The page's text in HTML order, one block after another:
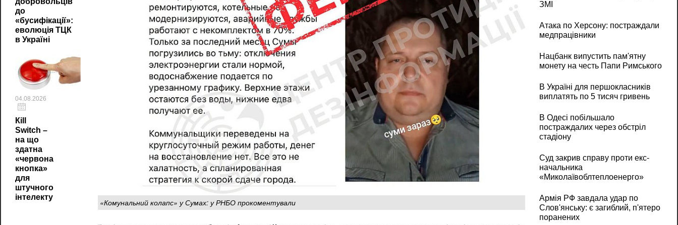
до
«бусифікації»:
еволюція ТЦК
в Україні
04.08.2026
Кill
Switch –
на що
здатна
«червона
кнопка»
для
штучного
інтелекту
«Комунальний колапс» у Сумах: у РНБО прокоментували
ЗМІ
Атака по Херсону: постраждали
медпрацівники
Нацбанк випустить пам'ятну
монету на честь Папи Римського
В Україні для першокласників
виплатять по 5 тисяч гривень
В Одесі побільшало
постраждалих через обстріл
стадіону
Суд закрив справу проти екс-
начальника
«Миколаївоблтеплоенерго»
Армія РФ завдала удар по
Слов'янську: є загиблий, п'ятеро
поранених